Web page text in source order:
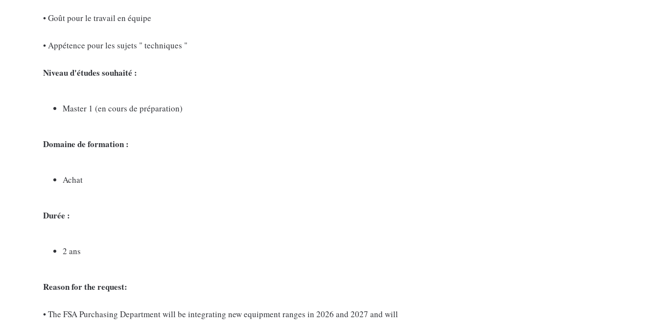
• Goût pour le travail en équipe
• Appétence pour les sujets " techniques "
Niveau d'études souhaité :
Master 1 (en cours de préparation)
Domaine de formation :
Achat
Durée :
2 ans
Reason for the request:
• The FSA Purchasing Department will be integrating new equipment ranges in 2026 and 2027 and will